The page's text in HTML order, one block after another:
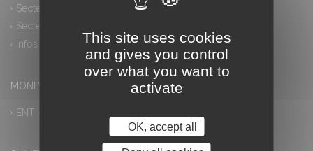
Secteur industriel
Secteur tertiaire
Infos pratiques
MONLYCEE.NET (ENT) – PRONOTE
ENT – Accès à PRONOTE
This site uses cookies
and gives you control
over what you want to
activate
OK, accept all